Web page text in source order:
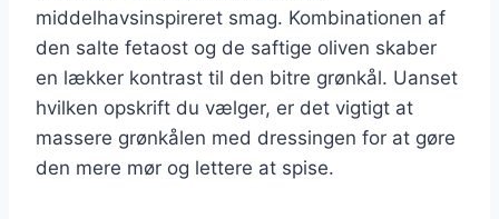
middelhavsinspireret smag. Kombinationen af
den salte fetaost og de saftige oliven skaber
en lækker kontrast til den bitre grønkål. Uanset
hvilken opskrift du vælger, er det vigtigt at
massere grønkålen med dressingen for at gøre
den mere mør og lettere at spise.